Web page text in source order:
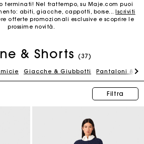
terminati! Nel frattempo, su Maje.com puoi
abiti, giacche, cappotti, borse...Iscriviti
offerte promozionali esclusive e scoprire le
prossime novità.
& Shorts (37)
Giacche & Giubbotti Pantaloni &
Filtra